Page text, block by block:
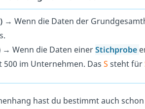
→ Wenn die Daten der
→ Wenn die Daten einerStichprobe
500 im Unternehmen. Das S steht für
hast du bestimmt auch